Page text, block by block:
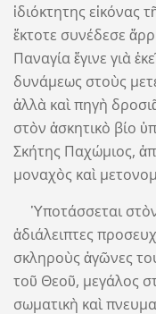
ἰδιόκτητης εἰκόνας
ἔκτοτε συνέδεσε
Παναγία ἔγινε γιὰ
δυνάμεως στοὺς
ἀλλὰ καὶ πηγὴ
στὸν ἀσκητικὸ βίο
Σκήτης Παχώμιος,
μοναχὸς καὶ
Ὑποτάσσεται στὸν
ἀδιάλειπτες
σκληροὺς ἀγῶνες
τοῦ Θεοῦ, μεγάλος
σωματικὴ καὶ